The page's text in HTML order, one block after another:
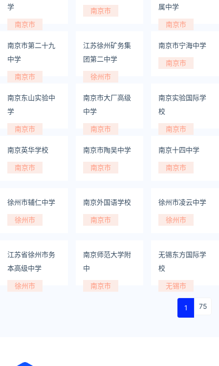
学
南京市
南京市
属中学
南京市
南京市第二十九
中学
南京市
江苏徐州矿务集
团第二中学
徐州市
南京市宁海中学
南京市
南京东山实验中
学
南京市
南京市大厂高级
中学
南京市
南京实验国际学
校
南京市
南京英华学校
南京市
南京市陶吴中学
南京市
南京十四中学
南京市
徐州市辅仁中学
徐州市
南京外国语学校
南京市
徐州市凌云中学
徐州市
江苏省徐州市务
本高级中学
徐州市
南京师范大学附
中
南京市
无锡东方国际学
校
无锡市
1 75